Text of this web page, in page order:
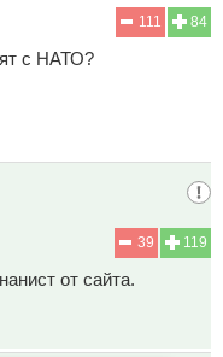
84
111
с НАТО?
119
39
от сайта.